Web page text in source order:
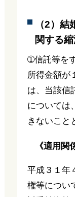
（2）
関する
➀信託等を
所得金額が
は、当該信
については
きないこと
《適用関
平成３１年
権等につい